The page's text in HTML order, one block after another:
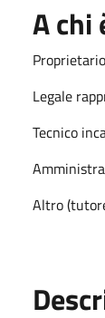
A chi
Legale
Tecnico
Altro